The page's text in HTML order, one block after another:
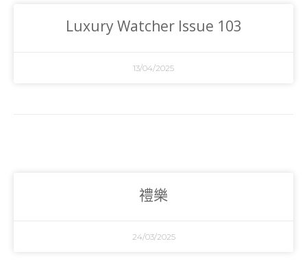
Luxury Watcher Issue 103
13/04/2025
禮樂
24/03/2025